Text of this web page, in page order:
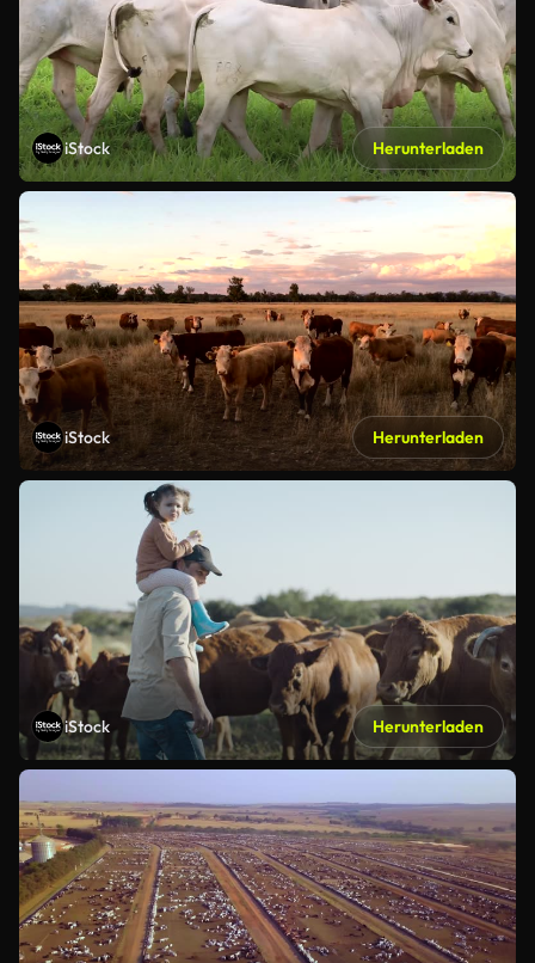
iStock Herunterladen
iStock Herunterladen
iStock Herunterladen